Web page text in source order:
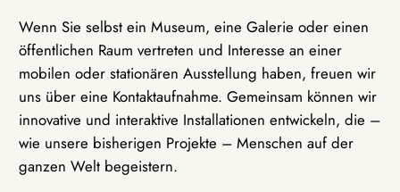
Wenn Sie selbst ein Museum, eine Galerie oder einen
öffentlichen Raum vertreten und Interesse an einer
mobilen oder stationären Ausstellung haben, freuen wir
uns über eine Kontaktaufnahme. Gemeinsam können wir
innovative und interaktive Installationen entwickeln, die –
wie unsere bisherigen Projekte – Menschen auf der
ganzen Welt begeistern.